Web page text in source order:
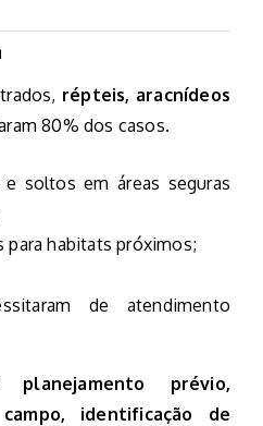
répteis, aracnídeos
80% dos casos.
soltos em áreas seguras
para habitats próximos;
de atendimento
planejamento prévio,
identificação de